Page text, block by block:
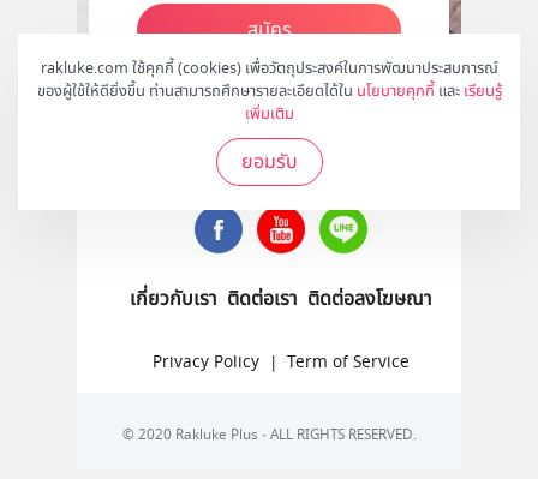
rakluke.com ใช้คุกกี้ (cookies) เพื่อวัตถุประสงค์ในการพัฒนาประสบการณ์
ของผู้ใช้ให้ดียิ่งขึ้น ท่านสามารถศึกษารายละเอียดได้ใน นโยบายคุกกี้ และ เรียนรู้
เพิ่มเติม
ยอมรับ
สมัคร
ติดตามเราได้ที่
เกี่ยวกับเรา ติดต่อเรา ติดต่อลงโฆษณา
Privacy Policy | Term of Service
© 2020 Rakluke Plus - ALL RIGHTS RESERVED.